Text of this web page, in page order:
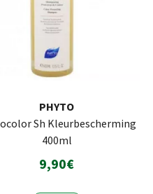
PHYTO
Sh Kleurbescherming
400ml
9,90€